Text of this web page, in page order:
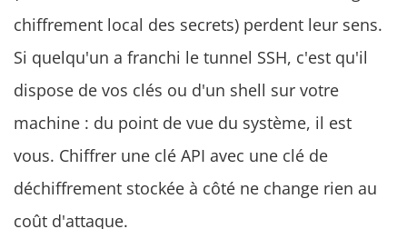
chiffrement local des secrets) perdent leur sens.
Si quelqu'un a franchi le tunnel SSH, c'est qu'il
dispose de vos clés ou d'un shell sur votre
machine : du point de vue du système, il est
vous. Chiffrer une clé API avec une clé de
déchiffrement stockée à côté ne change rien au
coût d'attaque.